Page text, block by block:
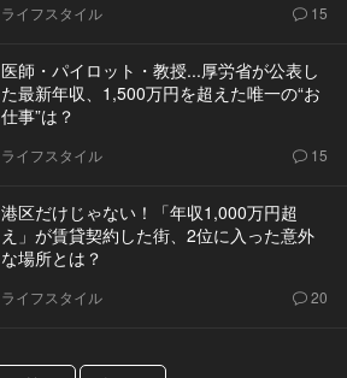
ライフスタイル 15
医師・パイロット・教授...厚労省が公表し
た最新年収、1,500万円を超えた唯一の“お
仕事”は？
ライフスタイル 15
港区だけじゃない！「年収1,000万円超
え」が賃貸契約した街、2位に入った意外
な場所とは？
ライフスタイル 20